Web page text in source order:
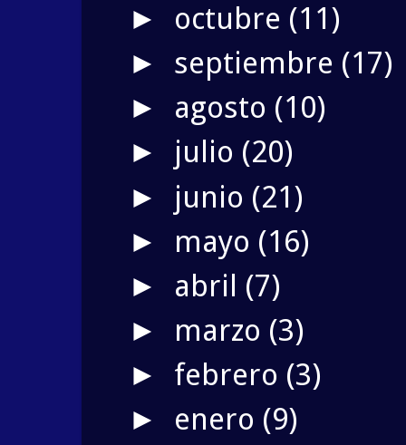
► octubre (11)
► septiembre (17)
► agosto (10)
► julio (20)
► junio (21)
► mayo (16)
► abril (7)
► marzo (3)
► febrero (3)
► enero (9)